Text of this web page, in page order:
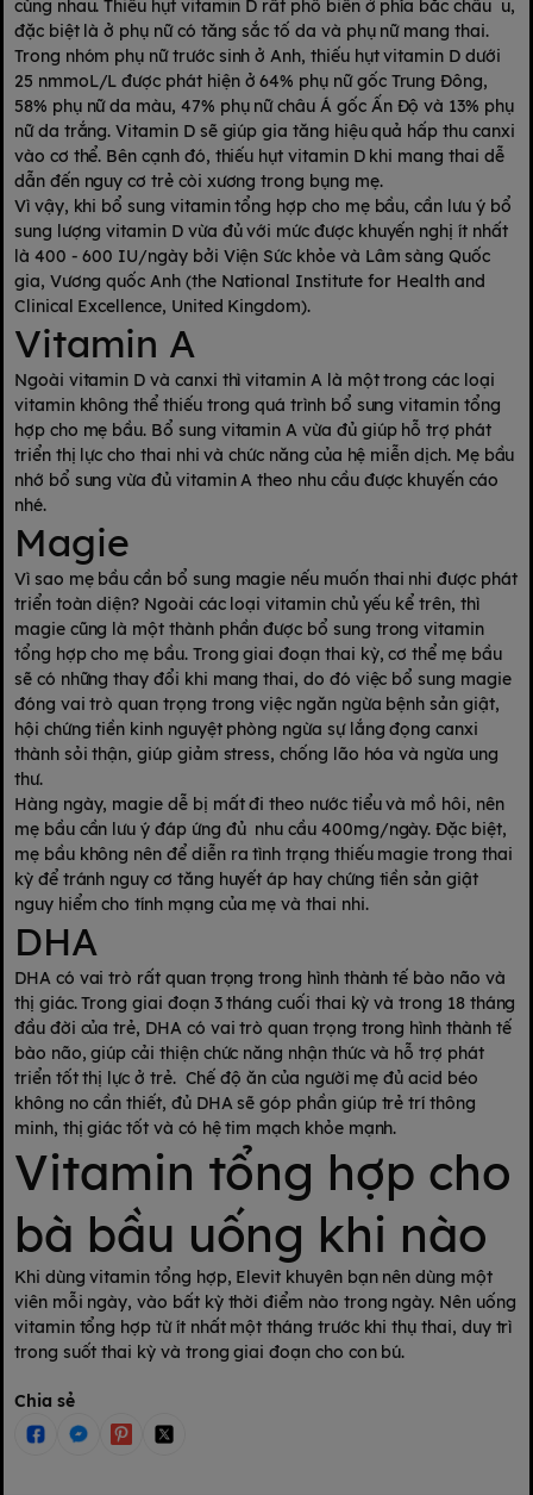
cùng nhau. Thiếu hụt vitamin D rất phổ biến ở phía bắc châu u,
đặc biệt là ở phụ nữ có tăng sắc tố da và phụ nữ mang thai.
Trong nhóm phụ nữ trước sinh ở Anh, thiếu hụt vitamin D dưới
25 nmmoL/L được phát hiện ở 64% phụ nữ gốc Trung Đông,
58% phụ nữ da màu, 47% phụ nữ châu Á gốc Ấn Độ và 13% phụ
nữ da trắng. Vitamin D sẽ giúp gia tăng hiệu quả hấp thu canxi
vào cơ thể. Bên cạnh đó, thiếu hụt vitamin D khi mang thai dễ
dẫn đến nguy cơ trẻ còi xương trong bụng mẹ.
Vì vậy, khi bổ sung vitamin tổng hợp cho mẹ bầu, cần lưu ý bổ
sung lượng vitamin D vừa đủ với mức được khuyến nghị ít nhất
là 400 - 600 IU/ngày bởi Viện Sức khỏe và Lâm sàng Quốc
gia, Vương quốc Anh (the National Institute for Health and
Clinical Excellence, United Kingdom).
Vitamin A
Ngoài vitamin D và canxi thì vitamin A là một trong các loại
vitamin không thể thiếu trong quá trình bổ sung vitamin tổng
hợp cho mẹ bầu. Bổ sung vitamin A vừa đủ giúp hỗ trợ phát
triển thị lực cho thai nhi và chức năng của hệ miễn dịch. Mẹ bầu
nhớ bổ sung vừa đủ vitamin A theo nhu cầu được khuyến cáo
nhé.
Magie
Vì sao mẹ bầu cần bổ sung magie nếu muốn thai nhi được phát
triển toàn diện? Ngoài các loại vitamin chủ yếu kể trên, thì
magie cũng là một thành phần được bổ sung trong vitamin
tổng hợp cho mẹ bầu. Trong giai đoạn thai kỳ, cơ thể mẹ bầu
sẽ có những thay đổi khi mang thai, do đó việc bổ sung magie
đóng vai trò quan trọng trong việc ngăn ngừa bệnh sản giật,
hội chứng tiền kinh nguyệt phòng ngừa sự lắng đọng canxi
thành sỏi thận, giúp giảm stress, chống lão hóa và ngừa ung
thư.
Hàng ngày, magie dễ bị mất đi theo nước tiểu và mồ hôi, nên
mẹ bầu cần lưu ý đáp ứng đủ nhu cầu 400mg/ngày. Đặc biệt,
mẹ bầu không nên để diễn ra tình trạng thiếu magie trong thai
kỳ để tránh nguy cơ tăng huyết áp hay chứng tiền sản giật
nguy hiểm cho tính mạng của mẹ và thai nhi.
DHA
DHA có vai trò rất quan trọng trong hình thành tế bào não và
thị giác. Trong giai đoạn 3 tháng cuối thai kỳ và trong 18 tháng
đầu đời của trẻ, DHA có vai trò quan trọng trong hình thành tế
bào não, giúp cải thiện chức năng nhận thức và hỗ trợ phát
triển tốt thị lực ở trẻ. Chế độ ăn của người mẹ đủ acid béo
không no cần thiết, đủ DHA sẽ góp phần giúp trẻ trí thông
minh, thị giác tốt và có hệ tim mạch khỏe mạnh.
Vitamin tổng hợp cho
bà bầu uống khi nào
Khi dùng vitamin tổng hợp, Elevit khuyên bạn nên dùng một
viên mỗi ngày, vào bất kỳ thời điểm nào trong ngày. Nên uống
vitamin tổng hợp từ ít nhất một tháng trước khi thụ thai, duy trì
trong suốt thai kỳ và trong giai đoạn cho con bú.
Chia sẻ